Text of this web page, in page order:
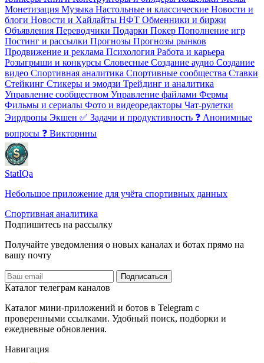
Монетизация Музыка Настольные и классические Новости и
блоги Новости и Хайлайты НФТ Обменники и биржи
Объявления Переводчики Подарки Покер Пополнение игр
Постинг и рассылки Прогнозы Прогнозы рынков
Продвижение и реклама Психология Работа и карьера
Розыгрыши и конкурсы Словесные Создание аудио Создание
видео Спортивная аналитика Спортивные сообщества Ставки
Стейкинг Стикеры и эмодзи Трейдинг и аналитика
Управление сообществом Управление файлами Фермы
Фильмы и сериалы Фото и видеоредакторы Чат-рулетки
Эирдропы Экшен ✅ Задачи и продуктивность ❓ Анонимные
вопросы ❓ Викторины
StatIQa
Небольшое приложение для учёта спортивных данных
Спортивная аналитика
Подпишитесь на рассылку
Получайте уведомления о новых каналах и ботаx прямо на
вашу почту
Подписаться
Каталог телеграм каналов
Каталог мини-приложений и ботов в Telegram с
проверенными ссылками. Удобный поиск, подборки и
ежедневные обновления.
Навигация